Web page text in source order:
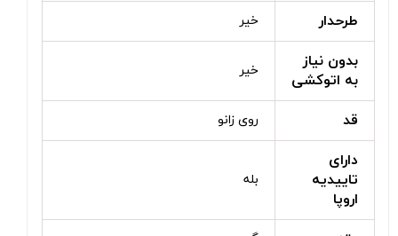
طرحدار خیر
بدون نیاز
به اتوکشی
خیر
قد روی زانو
دارای
تاییدیه
اروپا
بله